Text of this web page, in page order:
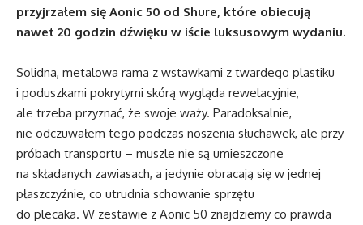
przyjrzałem się Aonic 50 od Shure, które obiecują
nawet 20 godzin dźwięku w iście luksusowym wydaniu.
Solidna, metalowa rama z wstawkami z twardego plastiku
i poduszkami pokrytymi skórą wygląda rewelacyjnie,
ale trzeba przyznać, że swoje waży. Paradoksalnie,
nie odczuwałem tego podczas noszenia słuchawek, ale przy
próbach transportu – muszle nie są umieszczone
na składanych zawiasach, a jedynie obracają się w jednej
płaszczyźnie, co utrudnia schowanie sprzętu
do plecaka. W zestawie z Aonic 50 znajdziemy co prawda